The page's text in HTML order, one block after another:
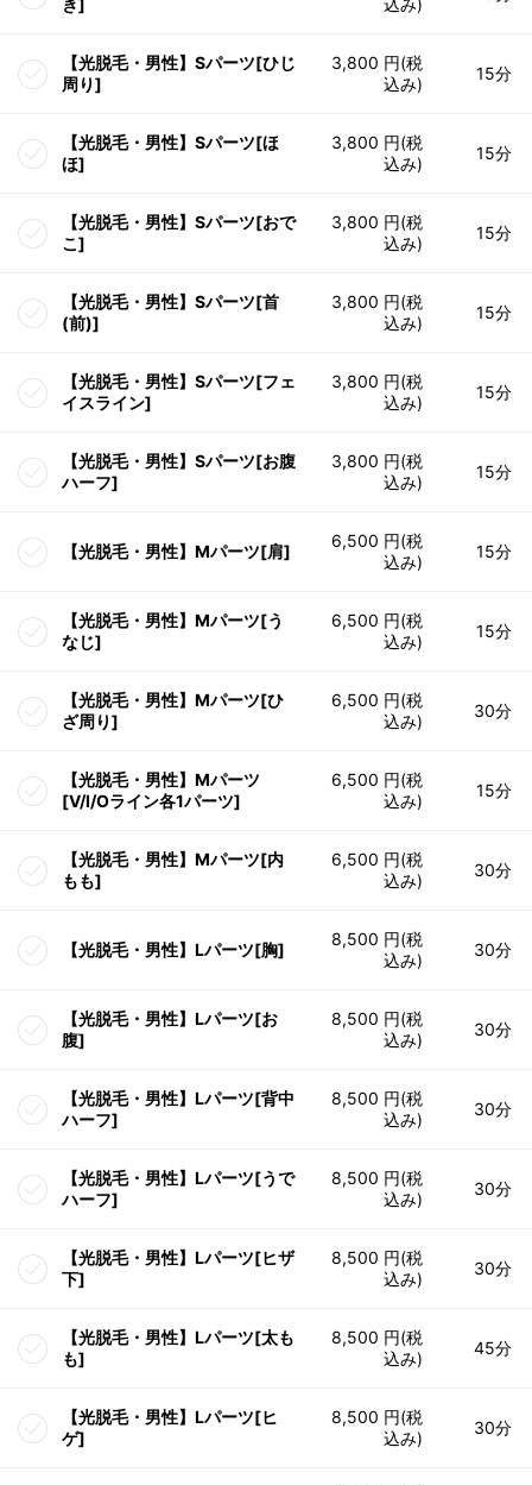
き] 込み)
【光脱毛・男性】Sパーツ[ひじ
周り]
3,800 円(税
込み)
15分
【光脱毛・男性】Sパーツ[ほ
ほ]
3,800 円(税
込み)
15分
【光脱毛・男性】Sパーツ[おで
こ]
3,800 円(税
込み)
15分
【光脱毛・男性】Sパーツ[首
(前)]
3,800 円(税
込み)
15分
【光脱毛・男性】Sパーツ[フェ
イスライン]
3,800 円(税
込み)
15分
【光脱毛・男性】Sパーツ[お腹
ハーフ]
3,800 円(税
込み)
15分
【光脱毛・男性】Mパーツ[肩]
6,500 円(税
込み)
15分
【光脱毛・男性】Mパーツ[う
なじ]
6,500 円(税
込み)
15分
【光脱毛・男性】Mパーツ[ひ
ざ周り]
6,500 円(税
込み)
30分
【光脱毛・男性】Mパーツ
[V/I/Oライン各1パーツ]
6,500 円(税
込み)
15分
【光脱毛・男性】Mパーツ[内
もも]
6,500 円(税
込み)
30分
【光脱毛・男性】Lパーツ[胸]
8,500 円(税
込み)
30分
【光脱毛・男性】Lパーツ[お
腹]
8,500 円(税
込み)
30分
【光脱毛・男性】Lパーツ[背中
ハーフ]
8,500 円(税
込み)
30分
【光脱毛・男性】Lパーツ[うで
ハーフ]
8,500 円(税
込み)
30分
【光脱毛・男性】Lパーツ[ヒザ
下]
8,500 円(税
込み)
30分
【光脱毛・男性】Lパーツ[太も
も]
8,500 円(税
込み)
45分
【光脱毛・男性】Lパーツ[ヒ
ゲ]
8,500 円(税
込み)
30分